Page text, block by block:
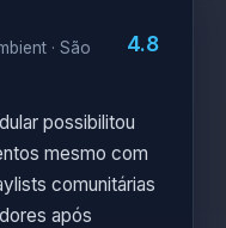
· São
4.8
possibilitou
mesmo com
comunitárias
após